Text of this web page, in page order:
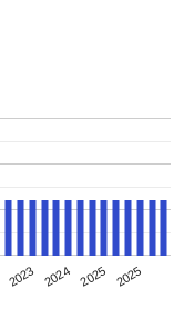
2023 2024 2025 2025